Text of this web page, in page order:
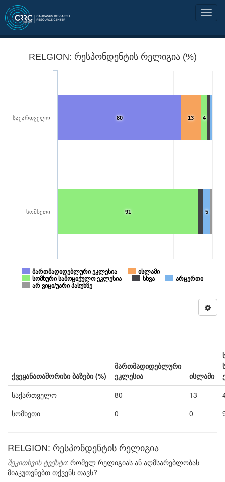
RELGION: რესპონდენტის რელიგია (%)
5
4
91
13
80
მართმადიდებლური ეკლესია
ისლამი
სომხური სამოციქულო ეკლესია
სხვა
არცერთი
არ ვიცი/უარი პასუხზე
საქართველო
სომხეთი
ქვეყანათაშორისი ბაზები (%)
მართმადიდებლური
ეკლესია
ისლამი
საქართველო
80 13
სომხეთი
0 0
RELGION: რესპონდენტის რელიგია
შეკითხვის ტექსტი: რომელ რელიგიას ან აღმსარებლობას
მიაკუთვნებთ თქვენს თავს?